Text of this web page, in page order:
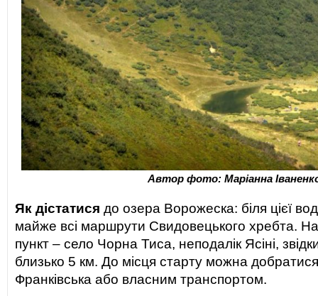
Автор фото: Маріанна
Як дістатися до озера Ворожеска: біля цієї
майже всі маршрути Свидовецького хребта.
пункт – село Чорна Тиса, неподалік Ясіні,
близько 5 км. До місця старту можна
Франківська або власним транспортом.